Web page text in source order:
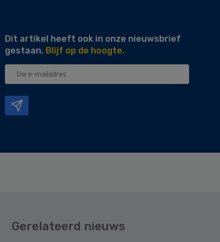
Dit artikel heeft ook in onze nieuwsbrief
gestaan. Blijf op de hoogte.
Uw
Gerelateerd nieuws